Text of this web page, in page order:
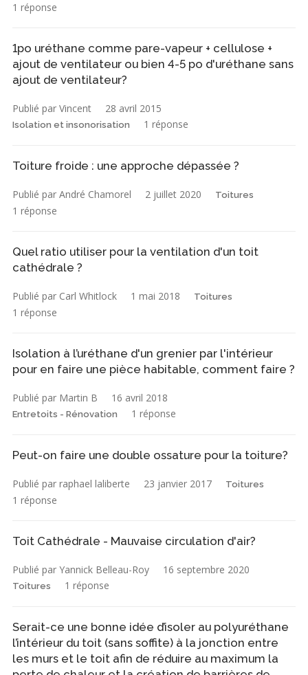
1 réponse
1po uréthane comme pare-vapeur + cellulose +
ajout de ventilateur ou bien 4-5 po d'uréthane sans
ajout de ventilateur?
Publié par Vincent 28 avril 2015
Isolation et insonorisation 1 réponse
Toiture froide : une approche dépassée ?
Publié par André Chamorel 2 juillet 2020 Toitures
1 réponse
Quel ratio utiliser pour la ventilation d'un toit
cathédrale ?
Publié par Carl Whitlock 1 mai 2018 Toitures
1 réponse
Isolation à l’uréthane d'un grenier par l'intérieur
pour en faire une pièce habitable, comment faire ?
Publié par Martin B 16 avril 2018
Entretoits - Rénovation 1 réponse
Peut-on faire une double ossature pour la toiture?
Publié par raphael laliberte 23 janvier 2017 Toitures
1 réponse
Toit Cathédrale - Mauvaise circulation d'air?
Publié par Yannick Belleau-Roy 16 septembre 2020
Toitures 1 réponse
Serait-ce une bonne idée d’isoler au polyuréthane
l’intérieur du toit (sans soffite) à la jonction entre
les murs et le toit afin de réduire au maximum la